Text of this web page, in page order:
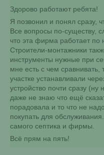
Здорово работают ребята!
Я позвонил и понял сразу,
Все вопросы по-существу,
что эта фирма работает по
Строители-монтажники
инструменты нужные при
мне есть с чем сравнивать,
участке устанавливали
устройство почти сразу (ну
даже не знаю что ещё
порадовала и то что не
покупать для
самого септика и фирмы.
Всё прям на пять!